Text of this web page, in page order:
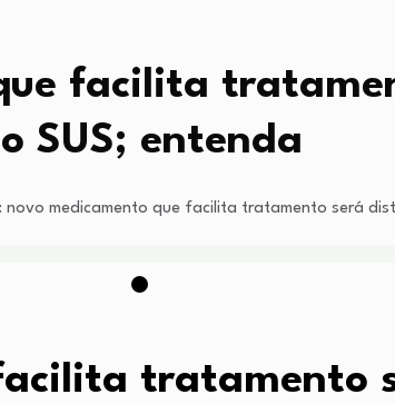
facilita
SUS; entenda
novo medicamento que facilita tratamento será
tratamento